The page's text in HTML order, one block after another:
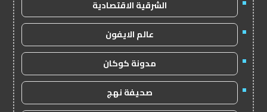
الشرقية الاقتصادية
عالم الايفون
مدونة كوكان
صحيفة نهج